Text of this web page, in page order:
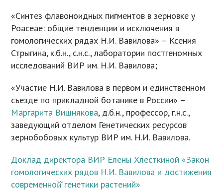
«Синтез флавоноидных пигментов в зерновке у
Poaceae: общие тенденции и исключения в
гомологических рядах Н.И. Вавилова» – Ксения
Стрыгина, к.б.н., с.н.с., лаборатории постгеномных
исследований ВИР им. Н.И. Вавилова;
«Участие Н.И. Вавилова в первом и единственном
съезде по прикладной ботанике в России» –
Маргарита Вишнякова, д.б.н., профессор, г.н.с.,
заведующий отделом Генетических ресурсов
зернобобовых культур ВИР им. Н.И. Вавилова.
Доклад директора ВИР Елены Хлесткиной «Закон
гомологических рядов Н.И. Вавилова и достижения
современной̆ генетики растений»